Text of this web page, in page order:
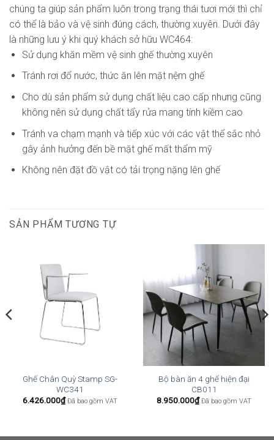
chúng ta giúp sản phẩm luôn trong trạng thái tươi mới thì chỉ
có thể là bảo và vệ sinh đúng cách, thường xuyên. Dưới đây
là những lưu ý khi quý khách sở hữu WC464:
Sử dụng khăn mềm vệ sinh ghế thường xuyên
Tránh rơi đổ nước, thức ăn lên mặt nệm ghế
Cho dù sản phẩm sử dụng chất liệu cao cấp nhưng cũng
không nên sử dụng chất tẩy rửa mang tính kiềm cao
Tránh va chạm mạnh và tiếp xúc với các vật thể sắc nhỏ
gây ảnh hưởng đến bề mặt ghế mất thẩm mỹ
Không nên đặt đồ vật có tải trọng nặng lên ghế
SẢN PHẨM TƯƠNG TỰ
Ghế Chân Quỳ Stamp SG-
WC341
6.426.000₫ Đã bao gồm VAT
Bộ bàn ăn 4 ghế hiện đại
CB011
8.950.000₫ Đã bao gồm VAT